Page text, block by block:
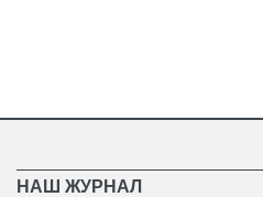
НАШ ЖУРНАЛ